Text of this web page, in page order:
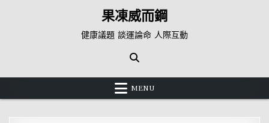
果凍威而鋼
健康議題 談運論命 人際互動
MENU